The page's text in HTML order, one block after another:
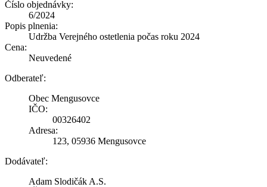
Číslo objednávky:
6/2024
Popis plnenia:
Udržba Verejného ostetlenia počas roku 2024
Cena:
Neuvedené
Odberateľ:
Obec Mengusovce
IČO:
00326402
Adresa:
123, 05936 Mengusovce
Dodávateľ:
Adam Slodičák A.S.